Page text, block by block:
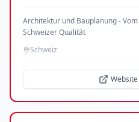
Architektur und Bauplanung -
Schweizer Qualität
Schweiz
Website